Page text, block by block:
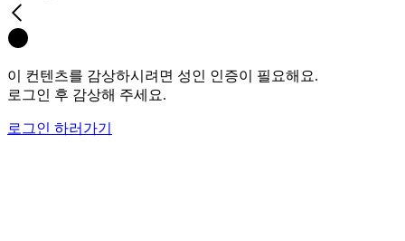
이 컨텐츠를 감상하시려면 성인 인증이 필요해요.
로그인 후 감상해 주세요.
로그인 하러가기